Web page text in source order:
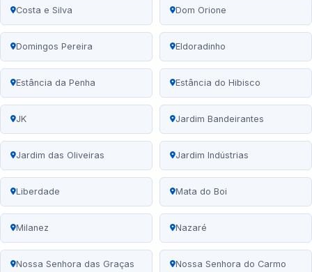
Costa e Silva Dom Orione
Domingos Pereira Eldoradinho
Estância da Penha Estância do Hibisco
JK Jardim Bandeirantes
Jardim das Oliveiras Jardim Indústrias
Liberdade Mata do Boi
Milanez Nazaré
Nossa Senhora das Graças Nossa Senhora do Carmo